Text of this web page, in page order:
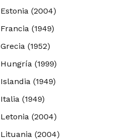
Estonia (2004)
Francia (1949)
Grecia (1952)
Hungría (1999)
Islandia (1949)
Italia (1949)
Letonia (2004)
Lituania (2004)